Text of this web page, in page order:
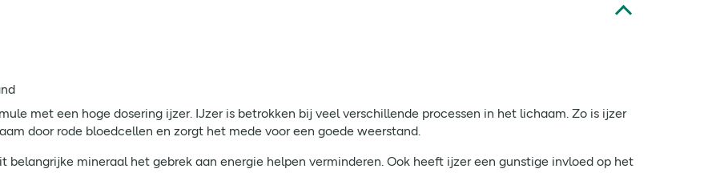
met een hoge dosering ijzer. IJzer is betrokken bij veel verschillende processen in het lichaam. Zo is ijzer
door rode bloedcellen en zorgt het mede voor een goede weerstand.
belangrijke mineraal het gebrek aan energie helpen verminderen. Ook heeft ijzer een gunstige invloed op het